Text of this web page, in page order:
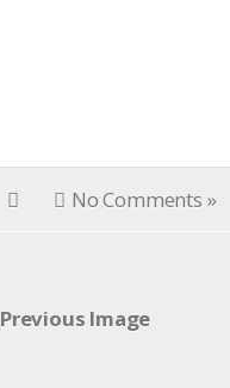
No Comments »
Previous Image